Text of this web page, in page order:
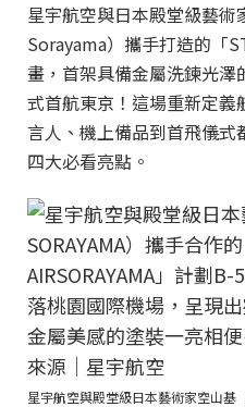
星宇航空與日本殿堂級藝
Sorayama）攜手打造的「
畫，首架具備金屬洗鍊光
式首航東京！這場重新定
言人、機上備品到首飛儀
四大必看亮點。
星宇航空與殿堂級日本藝術家空山基